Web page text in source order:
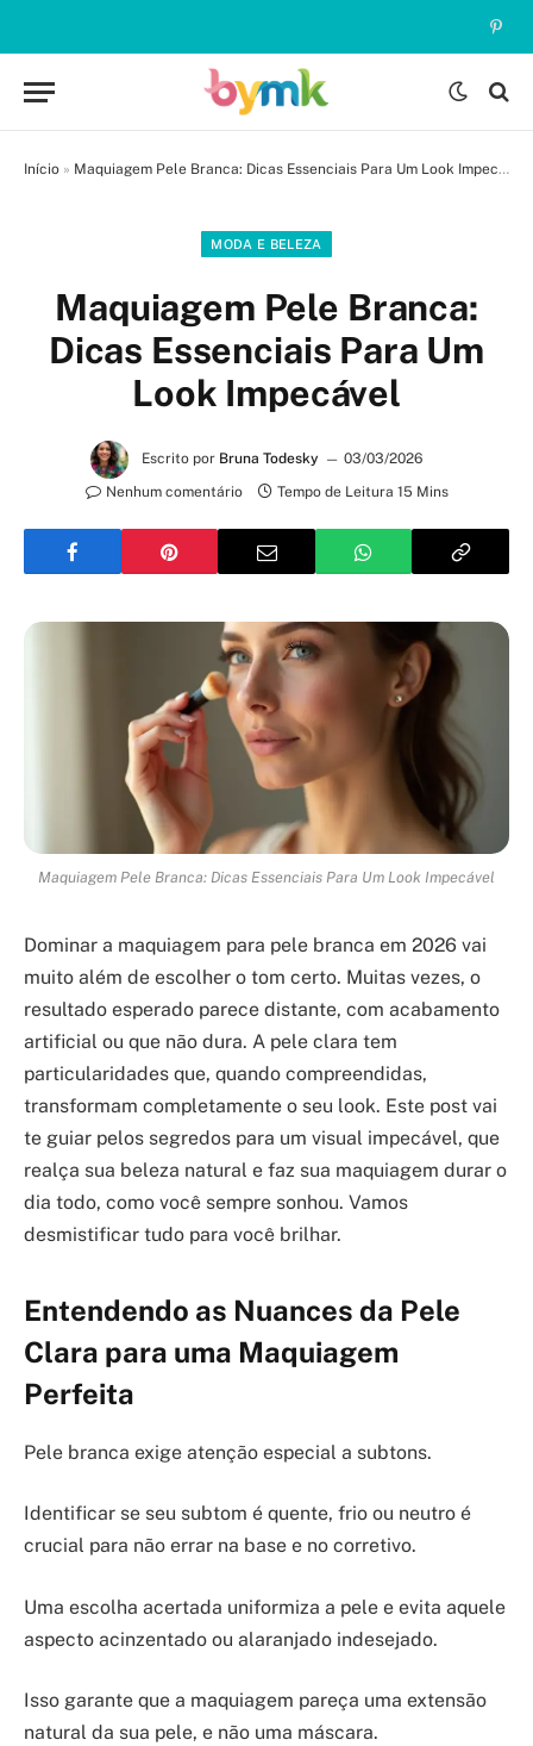
Início » Maquiagem Pele Branca: Dicas Essenciais Para Um Look Impecável
MODA E BELEZA
Maquiagem Pele Branca:
Dicas Essenciais Para Um
Look Impecável
Escrito por Bruna Todesky
03/03/2026
Nenhum comentário
Tempo de Leitura 15 Mins
Maquiagem Pele Branca: Dicas Essenciais Para Um Look Impecável
Dominar a maquiagem para pele branca em 2026 vai
muito além de escolher o tom certo. Muitas vezes, o
resultado esperado parece distante, com acabamento
artificial ou que não dura. A pele clara tem
particularidades que, quando compreendidas,
transformam completamente o seu look. Este post vai
te guiar pelos segredos para um visual impecável, que
realça sua beleza natural e faz sua maquiagem durar o
dia todo, como você sempre sonhou. Vamos
desmistificar tudo para você brilhar.
Entendendo as Nuances da Pele
Clara para uma Maquiagem
Perfeita
Pele branca exige atenção especial a subtons.
Identificar se seu subtom é quente, frio ou neutro é
crucial para não errar na base e no corretivo.
Uma escolha acertada uniformiza a pele e evita aquele
aspecto acinzentado ou alaranjado indesejado.
Isso garante que a maquiagem pareça uma extensão
natural da sua pele, e não uma máscara.